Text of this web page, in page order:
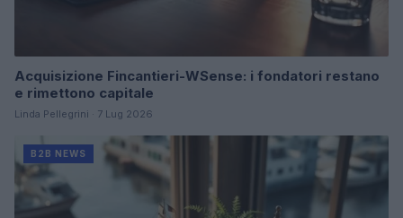
Acquisizione Fincantieri-WSense: i fondatori restano
e rimettono capitale
Linda Pellegrini · 7 Lug 2026
B2B NEWS